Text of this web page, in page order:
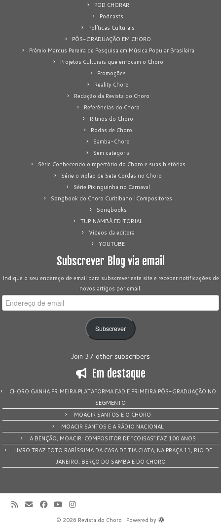
POD CHORAR
Podcasts
Políticas Culturais
PÓS-GRADUAÇÃO EM CHORO
Prêmio Marcus Pereira de Pesquisa em Música Popular Brasileira
Projetos Culturais que enfocam o Choro
Promoções
Reality Choro
Redação da Revista do Choro
Referências do Choro
Ritmos do Choro
Rodas de Choro
Samba-Choro
Sem categoria
Série Conhecendo o repertório do Choro e suas histórias
Série o violão de Sete Cordas no Choro
Série Pixinguinha no Carnaval
Songbook do Choro Curitibano |Compositores
Songbooks
TUPINAMBÁ EDITORIAL
Vídeos da editora
YOUTUBE
Subscrever Blog via email
Indique o seu endereço de email para subscrever este site e receber notificações de
novos artigos por email.
Endereço
de
Subscrever
Join 37 other subscribers
Em destaque
CHORO GANHA PRIMEIRA PLATAFORMA EAD E PRIMEIRA PÓS-GRADUAÇÃO NO
SEGMENTO
MOACIR SANTOS E O CHORO
MOACIR SANTOS E A RÁDIO NACIONAL
A BENÇÃO, MOACIR: COMPOSITOR DE “COISAS” FAZ 100 ANOS
LIVRO TRAZ FOTO RARÍSSIMA DA CASA DE TIA CIATA, NA PRAÇA 11, RIO DE
JANEIRO, BERÇO DO SAMBA E DO CHORO
· © 2026 Revista do Choro · Powered by ·